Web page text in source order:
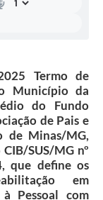
Termo de
Município da
do Fundo
de Pais e
de Minas/MG,
SUS/MG nº
que define os
em
Pessoal com